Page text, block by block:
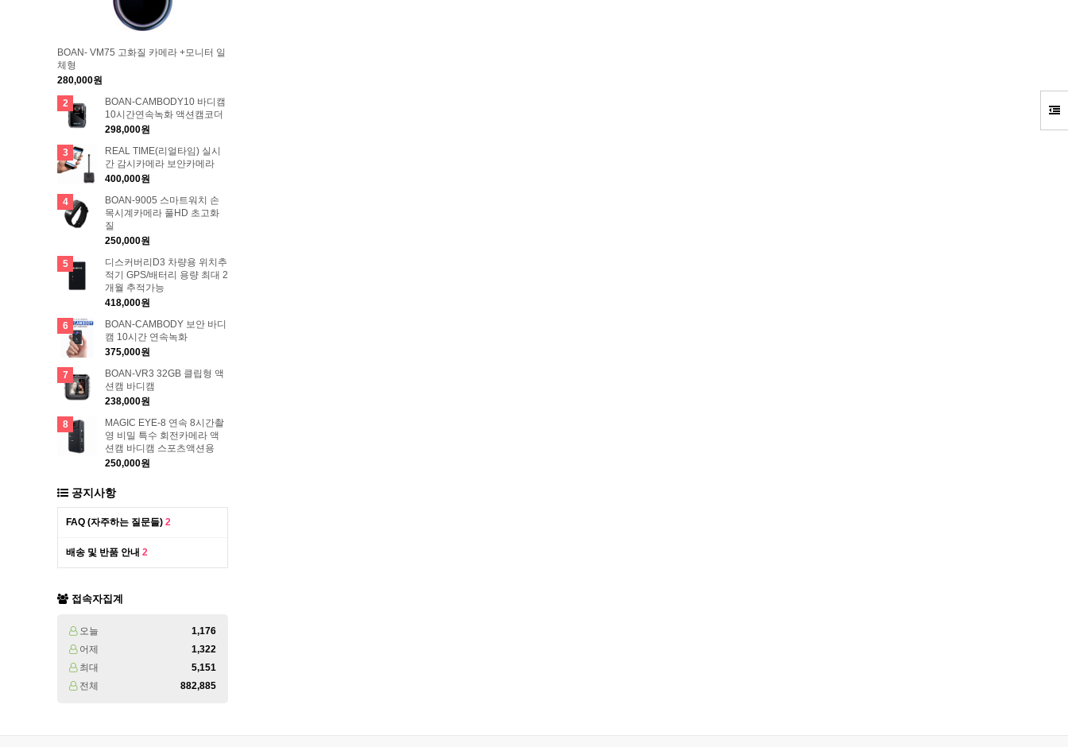
BOAN- VM75 고화질 카메라 +모니터 일
체형
280,000원
2
BOAN-CAMBODY10 바디캠
10시간연속녹화 액션캠코더
298,000원
3
REAL TIME(리얼타임) 실시
간 감시카메라 보안카메라
400,000원
4
BOAN-9005 스마트워치 손
목시계카메라 풀HD 초고화
질
250,000원
5
디스커버리D3 차량용 위치추
적기 GPS/배터리 용량 최대 2
개월 추적가능
418,000원
6
BOAN-CAMBODY 보안 바디
캠 10시간 연속녹화
375,000원
7
BOAN-VR3 32GB 클립형 액
션캠 바디캠
238,000원
8
MAGIC EYE-8 연속 8시간촬
영 비밀 특수 회전카메라 액
션캠 바디캠 스포츠액션용
250,000원
공지사항
FAQ (자주하는 질문들) 2
배송 및 반품 안내 2
접속자집계
오늘
1,176
어제
1,322
최대
5,151
전체
882,885